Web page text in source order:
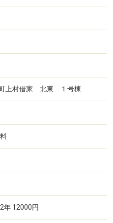
上村借家 北東 １号棟
年 12000円